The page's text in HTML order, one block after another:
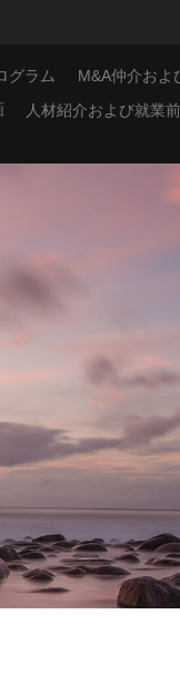
グラム M&A仲介およ
人材紹介および就業